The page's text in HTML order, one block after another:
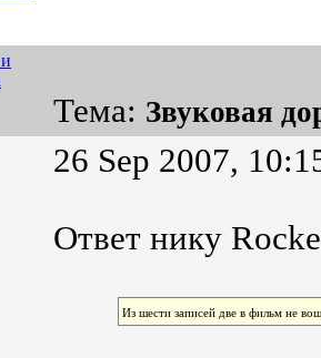
Тема: Звуковая
26 Sep 2007,
Ответ нику
Из шести записей две в фильм не